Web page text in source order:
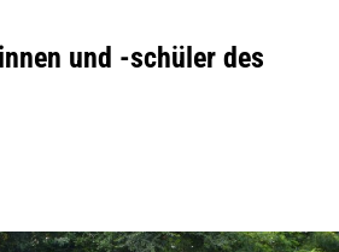
und -schüler des